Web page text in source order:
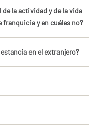
la actividad y de la vida
franquicia y en cuáles no?
en el extranjero?